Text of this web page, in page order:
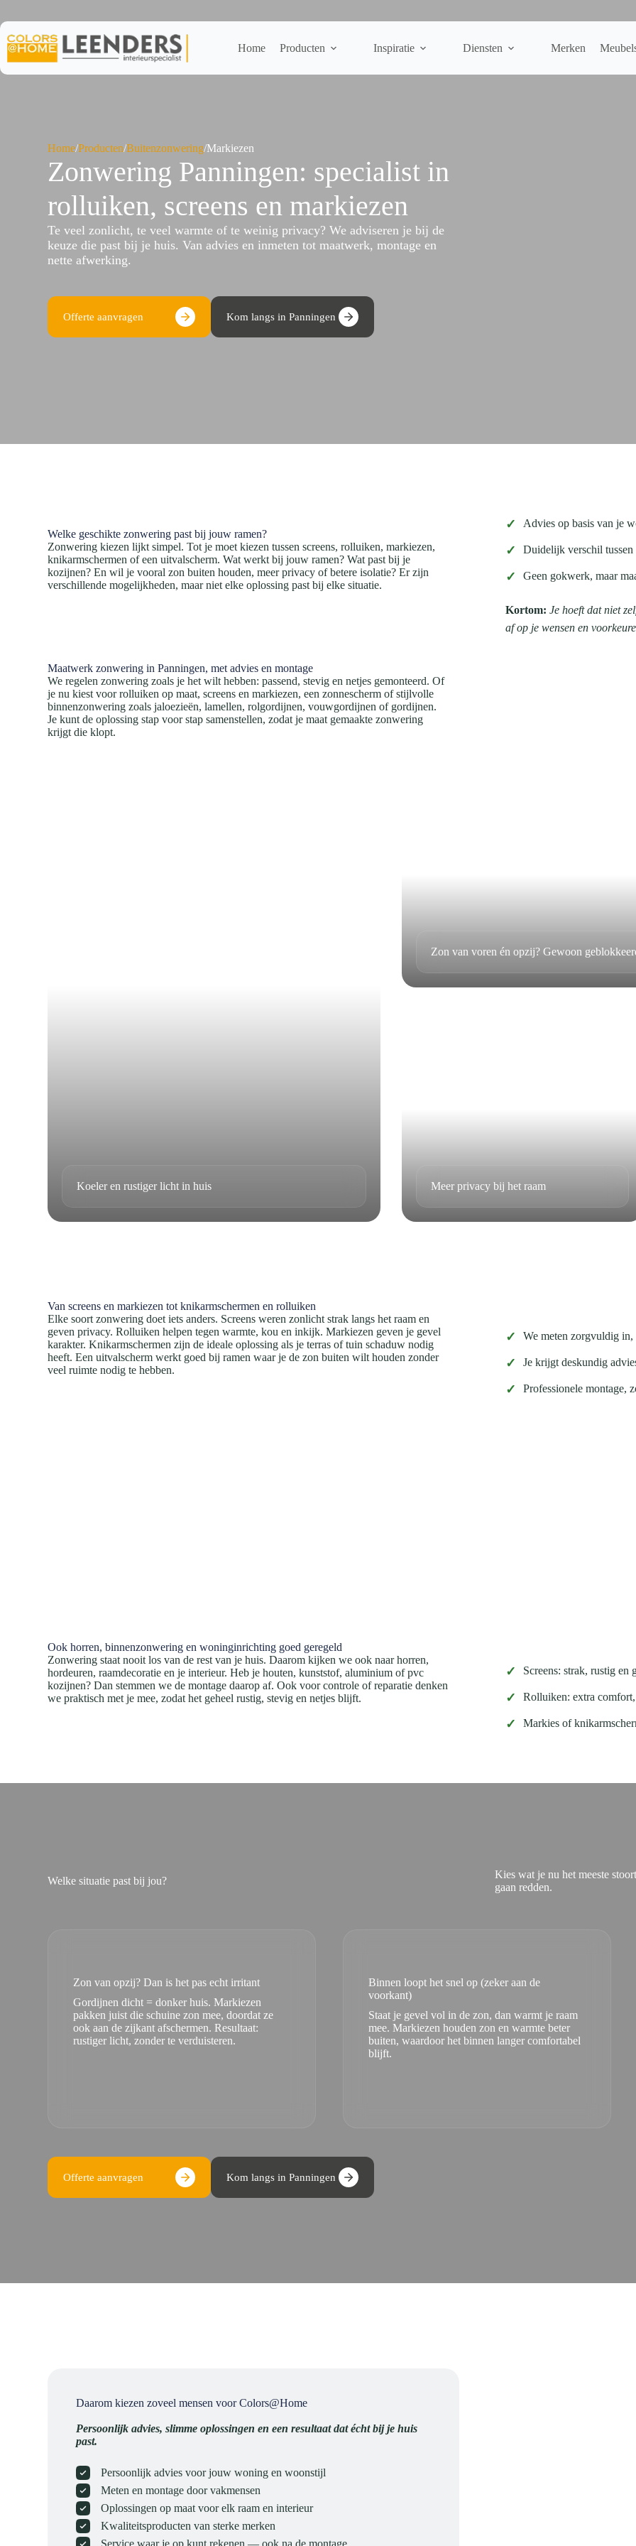
de
inhoud
Home Producten Inspiratie Diensten Merken
Home/Producten/Buitenzonwering/Markiezen
Zonwering Panningen: specialist in
rolluiken, screens en markiezen
Te veel zonlicht, te veel warmte of te weinig privacy? We adviseren je bij de
keuze die past bij je huis. Van advies en inmeten tot maatwerk, montage en
nette afwerking.
Offerte aanvragen Kom langs in Panningen
Welke geschikte zonwering past bij jouw ramen?
Zonwering kiezen lijkt simpel. Tot je moet kiezen tussen screens, rolluiken, markiezen,
knikarmschermen of een uitvalscherm. Wat werkt bij jouw ramen? Wat past bij je
kozijnen? En wil je vooral zon buiten houden, meer privacy of betere isolatie? Er zijn
verschillende mogelijkheden, maar niet elke oplossing past bij elke situatie.
✓ Advies op basis van je
✓ Duidelijk verschil
✓ Geen gokwerk, maar
Kortom: Je hoeft dat niet
af op je wensen en
Maatwerk zonwering in Panningen, met advies en montage
We regelen zonwering zoals je het wilt hebben: passend, stevig en netjes gemonteerd. Of
je nu kiest voor rolluiken op maat, screens en markiezen, een zonnescherm of stijlvolle
binnenzonwering zoals jaloezieën, lamellen, rolgordijnen, vouwgordijnen of gordijnen.
Je kunt de oplossing stap voor stap samenstellen, zodat je maat gemaakte zonwering
krijgt die klopt.
Koeler en rustiger licht in huis
Zon van voren én opzij? Gewoon
Meer privacy bij het raam
Van screens en markiezen tot knikarmschermen en rolluiken
Elke soort zonwering doet iets anders. Screens weren zonlicht strak langs het raam en
geven privacy. Rolluiken helpen tegen warmte, kou en inkijk. Markiezen geven je gevel
karakter. Knikarmschermen zijn de ideale oplossing als je terras of tuin schaduw nodig
heeft. Een uitvalscherm werkt goed bij ramen waar je de zon buiten wilt houden zonder
veel ruimte nodig te hebben.
✓ We meten zorgvuldig in,
✓ Je krijgt deskundig
✓ Professionele montage,
Ook horren, binnenzonwering en woninginrichting goed geregeld
Zonwering staat nooit los van de rest van je huis. Daarom kijken we ook naar horren,
hordeuren, raamdecoratie en je interieur. Heb je houten, kunststof, aluminium of pvc
kozijnen? Dan stemmen we de montage daarop af. Ook voor controle of reparatie denken
we praktisch met je mee, zodat het geheel rustig, stevig en netjes blijft.
✓ Screens: strak, rustig en
✓ Rolluiken: extra
✓ Markies of
Welke situatie past bij jou?
Kies wat je nu het meeste
gaan redden.
Zon van opzij? Dan is het pas echt irritant
Gordijnen dicht = donker huis. Markiezen
pakken juist die schuine zon mee, doordat ze
ook aan de zijkant afschermen. Resultaat:
rustiger licht, zonder te verduisteren.
Binnen loopt het snel op (zeker aan de
voorkant)
Staat je gevel vol in de zon, dan warmt je raam
mee. Markiezen houden zon en warmte beter
buiten, waardoor het binnen langer comfortabel
blijft.
Offerte aanvragen Kom langs in Panningen
Daarom kiezen zoveel mensen voor Colors@Home
Persoonlijk advies, slimme oplossingen en een resultaat dat écht bij je huis
past.
Persoonlijk advies voor jouw woning en woonstijl
Meten en montage door vakmensen
Oplossingen op maat voor elk raam en interieur
Kwaliteitsproducten van sterke merken
Service waar je op kunt rekenen — ook na de montage